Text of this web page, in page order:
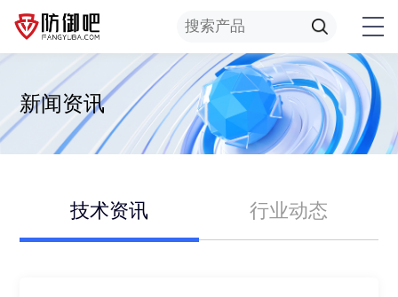
新闻资讯
技术资讯 行业动态